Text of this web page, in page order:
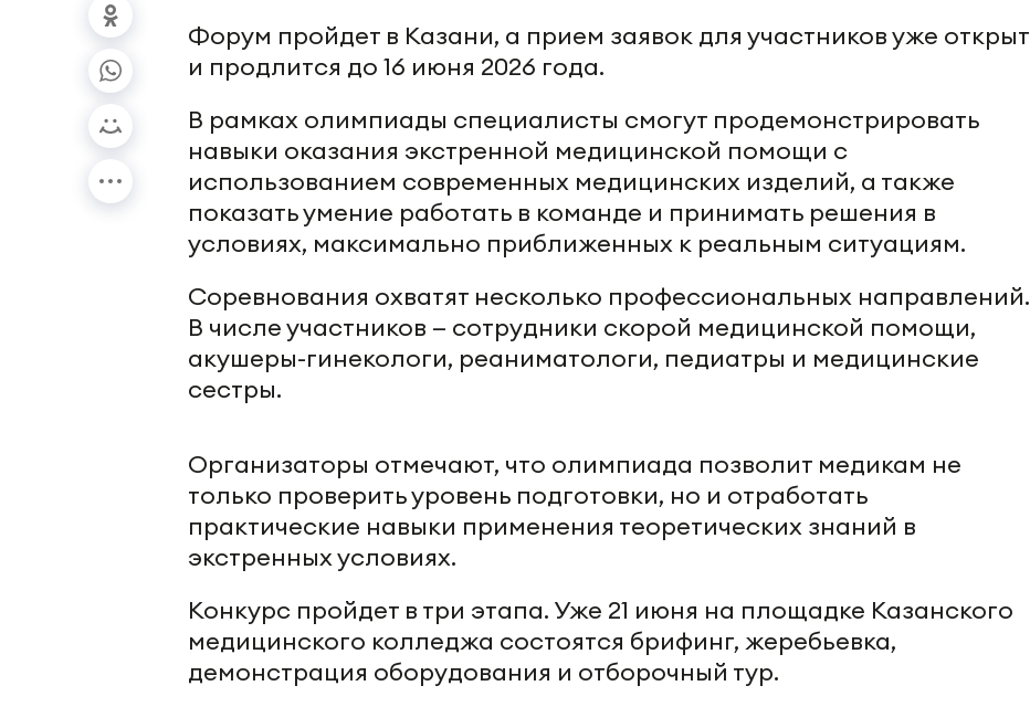
Форум пройдет в Казани, а прием заявок для участников уже открыт
и продлится до 16 июня 2026 года.
В рамках олимпиады специалисты смогут продемонстрировать
навыки оказания экстренной медицинской помощи с
использованием современных медицинских изделий, а также
показать умение работать в команде и принимать решения в
условиях, максимально приближенных к реальным ситуациям.
Соревнования охватят несколько профессиональных направлений.
В числе участников — сотрудники скорой медицинской помощи,
акушеры-гинекологи, реаниматологи, педиатры и медицинские
сестры.
Организаторы отмечают, что олимпиада позволит медикам не
только проверить уровень подготовки, но и отработать
практические навыки применения теоретических знаний в
экстренных условиях.
Конкурс пройдет в три этапа. Уже 21 июня на площадке Казанского
медицинского колледжа состоятся брифинг, жеребьевка,
демонстрация оборудования и отборочный тур.